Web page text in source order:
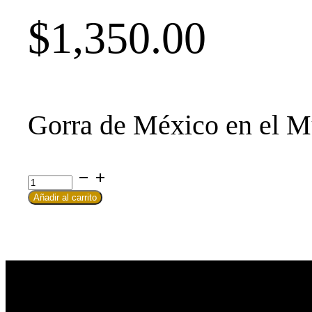
$1,350.00
Gorra de México en el
Gorra
MM
cantidad
Añadir al carrito